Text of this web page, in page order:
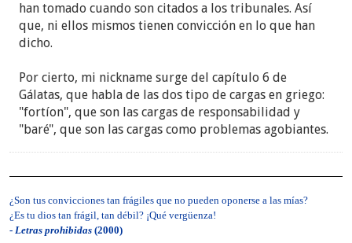
han tomado cuando son citados a los tribunales. Así
que, ni ellos mismos tienen convicción en lo que han
dicho.
Por cierto, mi nickname surge del capítulo 6 de
Gálatas, que habla de las dos tipo de cargas en griego:
"fortíon", que son las cargas de responsabilidad y
"baré", que son las cargas como problemas agobiantes.
¿Son tus convicciones tan frágiles que no pueden oponerse a las mías?
¿Es tu dios tan frágil, tan débil? ¡Qué vergüenza!
-Letras prohibidas(2000)